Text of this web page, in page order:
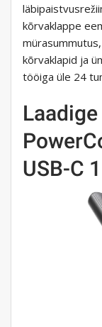
kõrvaklappe
kõrvaklapid ja
tööiga üle 24
USB-C